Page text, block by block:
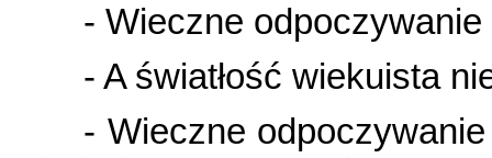
- Wieczne
- A światłość wiekuista
- Wieczne